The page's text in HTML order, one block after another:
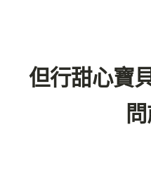
但行甜心寶